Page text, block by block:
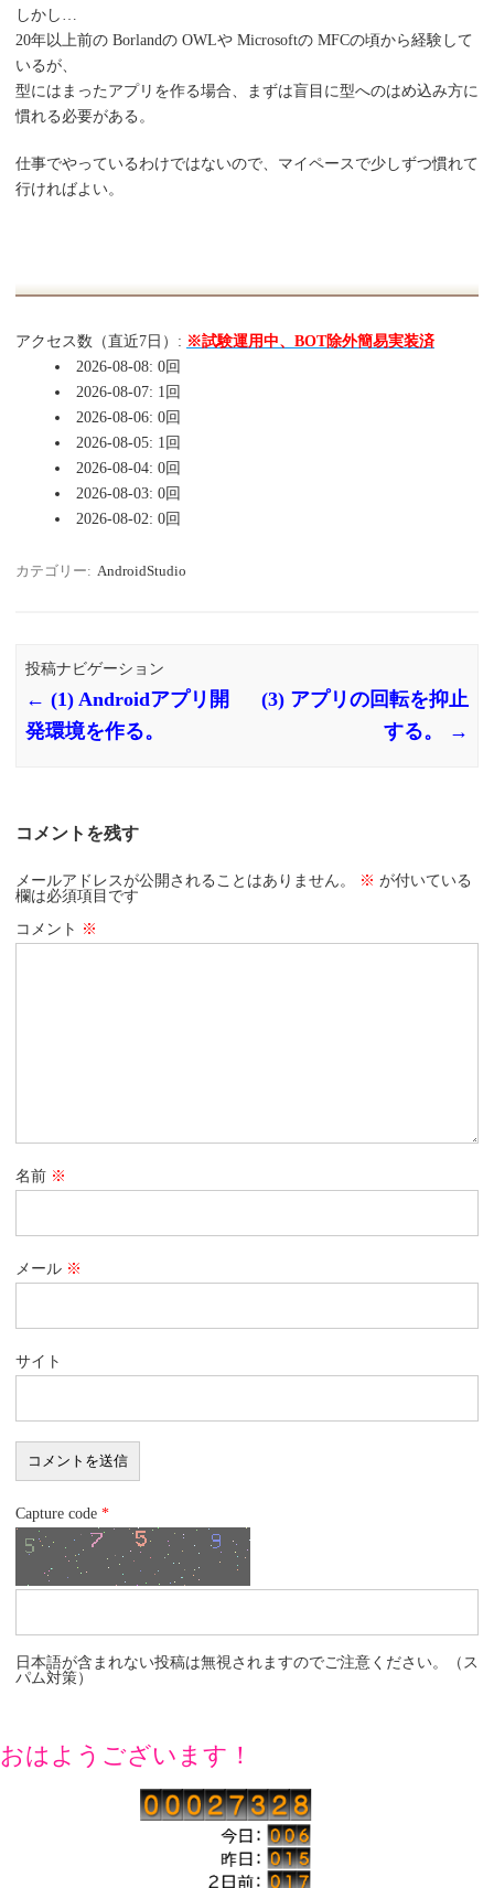
しかし…
20年以上前の Borlandの OWLや Microsoftの MFCの頃から経験して
いるが、
型にはまったアプリを作る場合、まずは盲目に型へのはめ込み方に
慣れる必要がある。
仕事でやっているわけではないので、マイペースで少しずつ慣れて
行ければよい。
アクセス数（直近7日）: ※試験運用中、BOT除外簡易実装済
2026-08-08: 0回
2026-08-07: 1回
2026-08-06: 0回
2026-08-05: 1回
2026-08-04: 0回
2026-08-03: 0回
2026-08-02: 0回
カテゴリー: AndroidStudio
投稿ナビゲーション
← (1) Androidアプリ開
発環境を作る。
(3) アプリの回転を抑止
する。
→
コメントを残す
メールアドレスが公開されることはありません。 ※ が付いている
欄は必須項目です
コメント ※
名前 ※
メール ※
サイト
Capture code *
日本語が含まれない投稿は無視されますのでご注意ください。（ス
パム対策）
おはようございます！